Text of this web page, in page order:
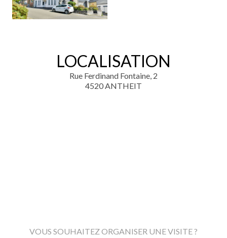
LOCALISATION
Rue Ferdinand Fontaine, 2
4520 ANTHEIT
VOUS SOUHAITEZ ORGANISER UNE VISITE ?